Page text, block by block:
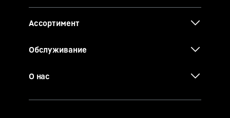
Ассортимент
Обслуживание
О нас